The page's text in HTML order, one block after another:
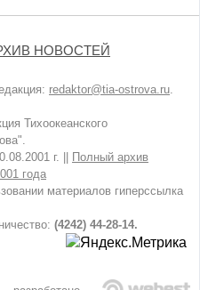
НОВОСТЕЙ
redaktor@tia-ostrova.ru
Тихоокеанского
г. || Полный архив
года
материалов гиперссылка
(4242) 44-28-14.